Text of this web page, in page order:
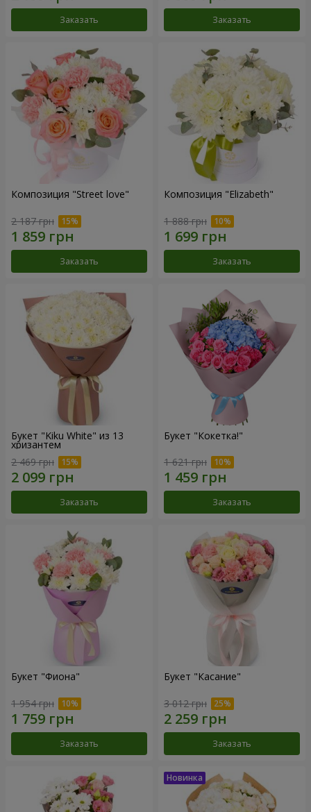
Заказать Заказать
Композиция "Street love"
2 187 грн
Заказать
Композиция "Elizabeth"
1 888 грн
Заказать
Букет "Kiku White" из 13
хризантем
2 469 грн
Заказать
Букет "Кокетка!"
1 621 грн
Заказать
Букет "Фиона"
1 954 грн
Заказать
Букет "Касание"
3 012 грн
Заказать